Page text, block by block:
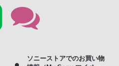
ソニーストアでのお買い物